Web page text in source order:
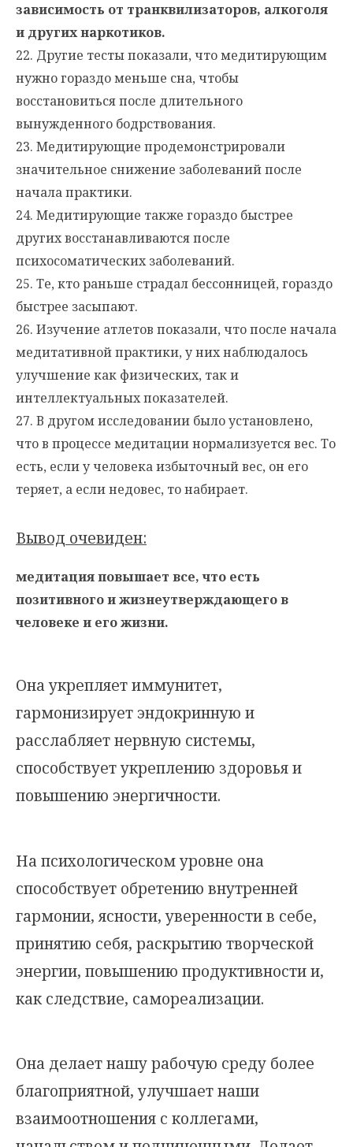
зависимость от транквилизаторов, алкоголя
и других наркотиков.
22. Другие тесты показали, что медитирующим
нужно гораздо меньше сна, чтобы
восстановиться после длительного
вынужденного бодрствования.
23. Медитирующие продемонстрировали
значительное снижение заболеваний после
начала практики.
24. Медитирующие также гораздо быстрее
других восстанавливаются после
психосоматических заболеваний.
25. Те, кто раньше страдал бессонницей, гораздо
быстрее засыпают.
26. Изучение атлетов показали, что после начала
медитативной практики, у них наблюдалось
улучшение как физических, так и
интеллектуальных показателей.
27. В другом исследовании было установлено,
что в процессе медитации нормализуется вес. То
есть, если у человека избыточный вес, он его
теряет, а если недовес, то набирает.
Вывод очевиден:
медитация повышает все, что есть
позитивного и жизнеутверждающего в
человеке и его жизни.
Она укрепляет иммунитет,
гармонизирует эндокринную и
расслабляет нервную системы,
способствует укреплению здоровья и
повышению энергичности.
На психологическом уровне она
способствует обретению внутренней
гармонии, ясности, уверенности в себе,
принятию себя, раскрытию творческой
энергии, повышению продуктивности и,
как следствие, самореализации.
Она делает нашу рабочую среду более
благоприятной, улучшает наши
взаимоотношения с коллегами,